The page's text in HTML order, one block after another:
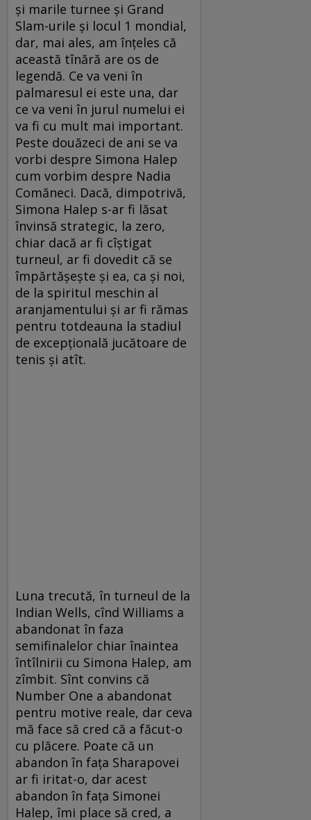
şi marile turnee şi Grand
Slam-urile şi locul 1 mondial,
dar, mai ales, am înţeles că
această tînără are os de
legendă. Ce va veni în
palmaresul ei este una, dar
ce va veni în jurul numelui ei
va fi cu mult mai important.
Peste douăzeci de ani se va
vorbi despre Simona Halep
cum vorbim despre Nadia
Comăneci. Dacă, dimpotrivă,
Simona Halep s-ar fi lăsat
învinsă strategic, la zero,
chiar dacă ar fi cîştigat
turneul, ar fi dovedit că se
împărtăşeşte şi ea, ca şi noi,
de la spiritul meschin al
aranjamentului şi ar fi rămas
pentru totdeauna la stadiul
de excepţională jucătoare de
tenis şi atît.
Luna trecută, în turneul de la
Indian Wells, cînd Williams a
abandonat în faza
semifinalelor chiar înaintea
întîlnirii cu Simona Halep, am
zîmbit. Sînt convins că
Number One a abandonat
pentru motive reale, dar ceva
mă face să cred că a făcut-o
cu plăcere. Poate că un
abandon în faţa Sharapovei
ar fi iritat-o, dar acest
abandon în faţa Simonei
Halep, îmi place să cred, a